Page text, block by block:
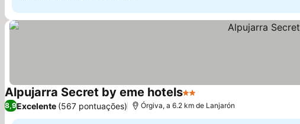
Alpujarra Secret by eme hotels2 Estrelas
8,9Excelente (567 pontuações) Órgiva, a 6.2 km de Lanjarón